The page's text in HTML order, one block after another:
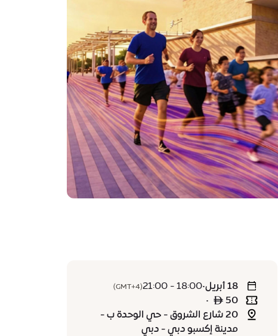
18 أبريل •
18:00 - 21:00
(GMT+4)
50 ê
•
20 شارع الشروق - حي الوحدة ب -
مدينة إكسبو دبي - دبي